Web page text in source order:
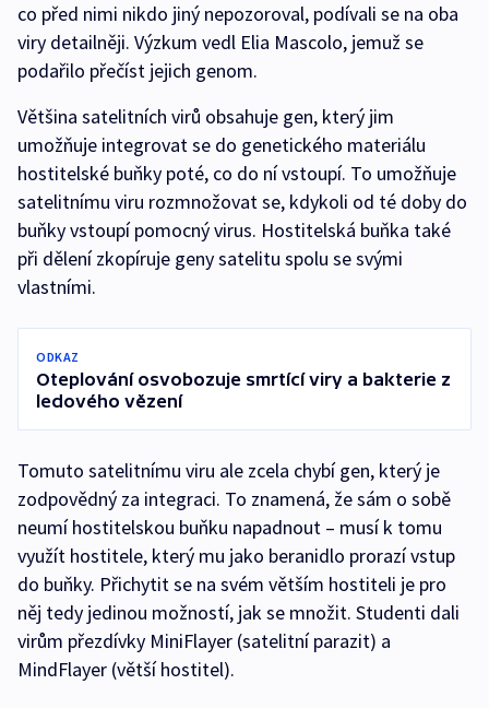
co před nimi nikdo jiný nepozoroval, podívali se na oba
viry detailněji. Výzkum vedl Elia Mascolo, jemuž se
podařilo přečíst jejich genom.
Většina satelitních virů obsahuje gen, který jim
umožňuje integrovat se do genetického materiálu
hostitelské buňky poté, co do ní vstoupí. To umožňuje
satelitnímu viru rozmnožovat se, kdykoli od té doby do
buňky vstoupí pomocný virus. Hostitelská buňka také
při dělení zkopíruje geny satelitu spolu se svými
vlastními.
ODKAZ
Oteplování osvobozuje smrtící viry a bakterie z
ledového vězení
Tomuto satelitnímu viru ale zcela chybí gen, který je
zodpovědný za integraci. To znamená, že sám o sobě
neumí hostitelskou buňku napadnout – musí k tomu
využít hostitele, který mu jako beranidlo prorazí vstup
do buňky. Přichytit se na svém větším hostiteli je pro
něj tedy jedinou možností, jak se množit. Studenti dali
virům přezdívky MiniFlayer (satelitní parazit) a
MindFlayer (větší hostitel).